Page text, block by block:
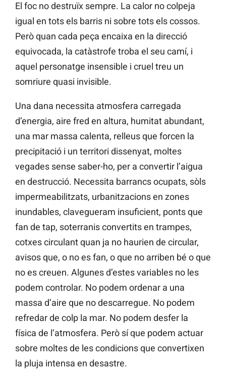
El foc no destruïx sempre. La calor no colpeja
igual en tots els barris ni sobre tots els cossos.
Però quan cada peça encaixa en la direcció
equivocada, la catàstrofe troba el seu camí, i
aquel personatge insensible i cruel treu un
somriure quasi invisible.
Una dana necessita atmosfera carregada
d’energia, aire fred en altura, humitat abundant,
una mar massa calenta, relleus que forcen la
precipitació i un territori dissenyat, moltes
vegades sense saber-ho, per a convertir l’aigua
en destrucció. Necessita barrancs ocupats, sòls
impermeabilitzats, urbanitzacions en zones
inundables, clavegueram insuficient, ponts que
fan de tap, soterranis convertits en trampes,
cotxes circulant quan ja no haurien de circular,
avisos que, o no es fan, o que no arriben bé o que
no es creuen. Algunes d’estes variables no les
podem controlar. No podem ordenar a una
massa d’aire que no descarregue. No podem
refredar de colp la mar. No podem desfer la
física de l’atmosfera. Però sí que podem actuar
sobre moltes de les condicions que convertixen
la pluja intensa en desastre.